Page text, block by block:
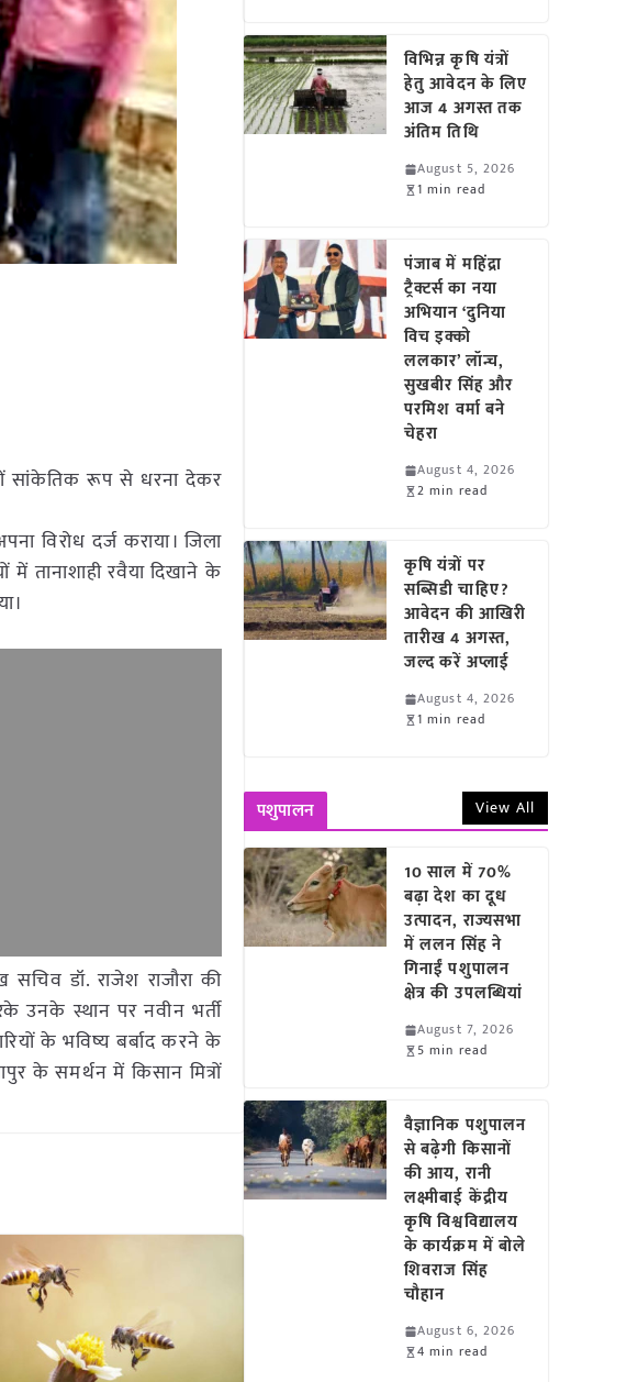
सांकेतिक रूप से धरना देकर
विरोध दर्ज कराया। जिला
में तानाशाही रवैया दिखाने के
डॉ. राजेश राजौरा की
उनके स्थान पर नवीन भर्ती
के भविष्य बर्बाद करने के
के समर्थन में किसान मित्रों
विभिन्न कृषि यंत्रों
हेतु आवेदन के लिए
आज 4 अगस्त तक
अंतिम तिथि
August 5, 2026
1 min read
पंजाब में महिंद्रा
ट्रैक्टर्स का नया
अभियान ‘दुनिया
विच इक्को
ललकार’ लॉन्च,
सुखबीर सिंह और
परमिश वर्मा बने
चेहरा
August 4, 2026
2 min read
कृषि यंत्रों पर
सब्सिडी चाहिए?
आवेदन की आखिरी
तारीख 4 अगस्त,
जल्द करें अप्लाई
August 4, 2026
1 min read
पशुपालन View All
10 साल में 70%
बढ़ा देश का दूध
उत्पादन, राज्यसभा
में ललन सिंह ने
गिनाईं पशुपालन
क्षेत्र की उपलब्धियां
August 7, 2026
5 min read
वैज्ञानिक पशुपालन
से बढ़ेगी किसानों
की आय, रानी
लक्ष्मीबाई केंद्रीय
कृषि विश्वविद्यालय
के कार्यक्रम में बोले
शिवराज सिंह
चौहान
August 6, 2026
4 min read